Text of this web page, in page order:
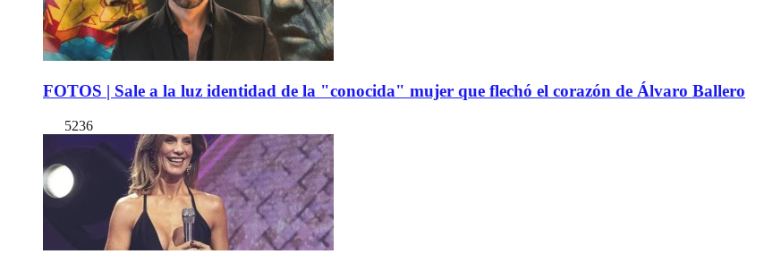
FOTOS | Sale a la luz identidad de la "conocida" mujer que flechó el corazón de Álvaro Ballero
5236